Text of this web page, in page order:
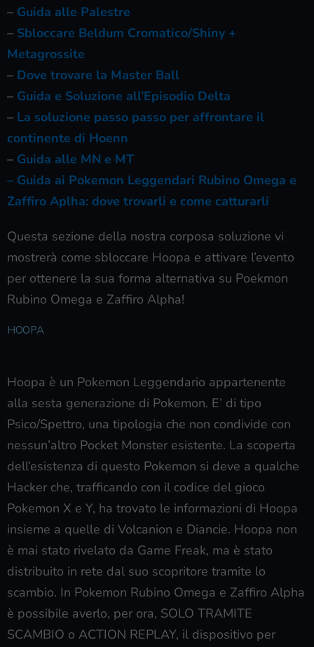
– Guida alle Palestre
– Sbloccare Beldum Cromatico/Shiny +
Metagrossite
– Dove trovare la Master Ball
– Guida e Soluzione all’Episodio Delta
– La soluzione passo passo per affrontare il
continente di Hoenn
– Guida alle MN e MT
– Guida ai Pokemon Leggendari Rubino Omega e
Zaffiro Aplha: dove trovarli e come catturarli
Questa sezione della nostra corposa soluzione vi
mostrerà come sbloccare Hoopa e attivare l’evento
per ottenere la sua forma alternativa su Poekmon
Rubino Omega e Zaffiro Alpha!
HOOPA
Hoopa è un Pokemon Leggendario appartenente
alla sesta generazione di Pokemon. E’ di tipo
Psico/Spettro, una tipologia che non condivide con
nessun’altro Pocket Monster esistente. La scoperta
dell’esistenza di questo Pokemon si deve a qualche
Hacker che, trafficando con il codice del gioco
Pokemon X e Y, ha trovato le informazioni di Hoopa
insieme a quelle di Volcanion e Diancie. Hoopa non
è mai stato rivelato da Game Freak, ma è stato
distribuito in rete dal suo scopritore tramite lo
scambio. In Pokemon Rubino Omega e Zaffiro Alpha
è possibile averlo, per ora, SOLO TRAMITE
SCAMBIO o ACTION REPLAY, il dispositivo per